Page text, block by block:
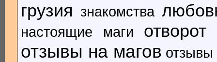
грузия знакомства
настоящие маги отворот
отзывы на магов отзывы